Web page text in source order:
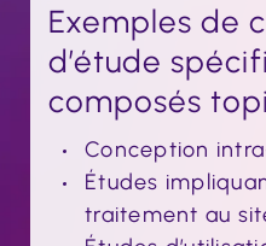
Exemples de
d’étude
composés
Conception
Études
traitement au